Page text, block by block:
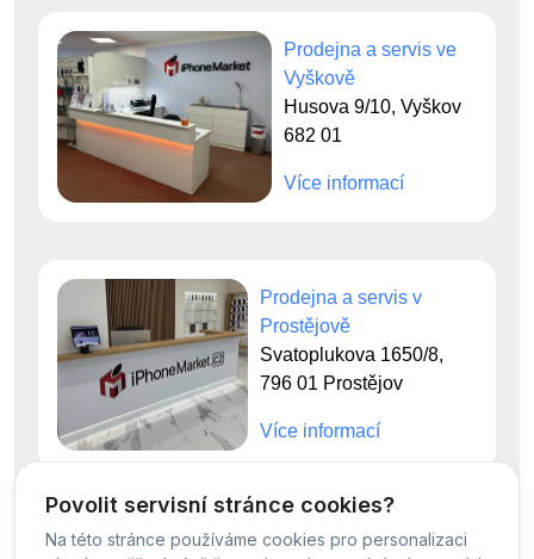
Povolit servisní stránce cookies?
Na této stránce používáme cookies pro personalizaci
Prodejna a servis ve
Vyškově
Husova 9/10, Vyškov
682 01
Více informací
Prodejna a servis v
Prostějově
Svatoplukova 1650/8,
796 01 Prostějov
Více informací